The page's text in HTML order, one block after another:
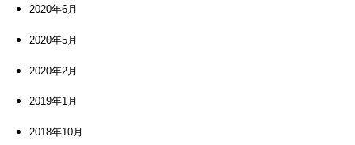
2020年6月
2020年5月
2020年2月
2019年1月
2018年10月